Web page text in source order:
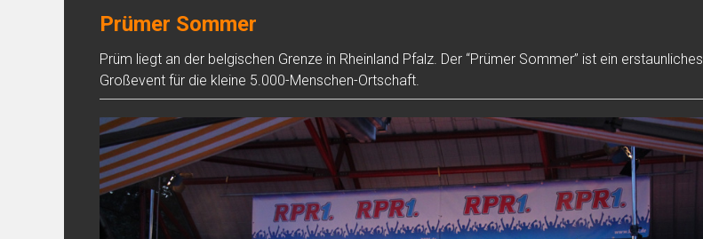
Prümer Sommer
Prüm liegt an der belgischen Grenze in Rheinland Pfalz. Der “Prümer Sommer” ist ein erstaunliches
Großevent für die kleine 5.000-Menschen-Ortschaft.